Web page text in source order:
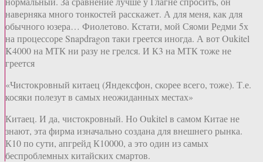
наверняка много тонкостей расскажет. А для меня, как для
обычного юзера… Фиолетово. Кстати, мой Сяоми Редми 5х
на процессоре Snapdragon таки греется иногда. А вот Oukitel
K4000 на МТК ни разу не грелся. И К3 на МТК тоже не
греется
«Чистокровный китаец (Яндексфон, скорее всего, тоже). Т.е.
косяки полезут в самых неожиданных местах»
Китаец. И да, чистокровный. Но Oukitel в самом Китае не
знают, эта фирма изначально создана для внешнего рынка.
К10 по сути, апгрейд К10000, а это один из самых
беспроблемных китайских смартов.